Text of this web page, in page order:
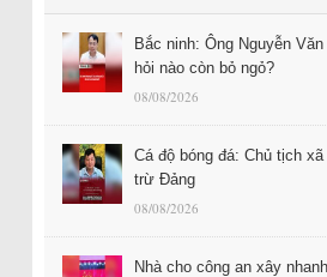
Bắc ninh: Ông Nguyễn
hỏi nào còn bỏ ngỏ?
08/08/2026
Cá độ bóng đá: Chủ tịch
trừ Đảng
08/08/2026
Nhà cho công an xây